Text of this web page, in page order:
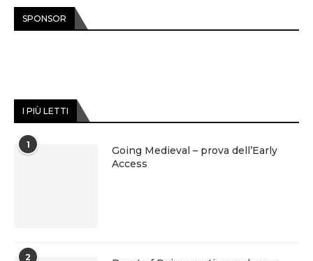
SPONSOR
I PIÙ LETTI
1
Going Medieval – prova dell’Early
Access
2